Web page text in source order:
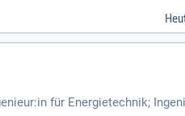
für Energietechnik;